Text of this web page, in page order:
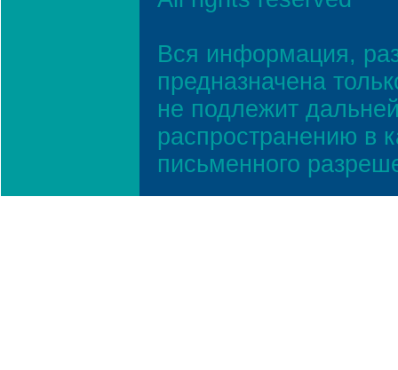
Вся информация,
предназначена
не подлежит
распространению в
письменного